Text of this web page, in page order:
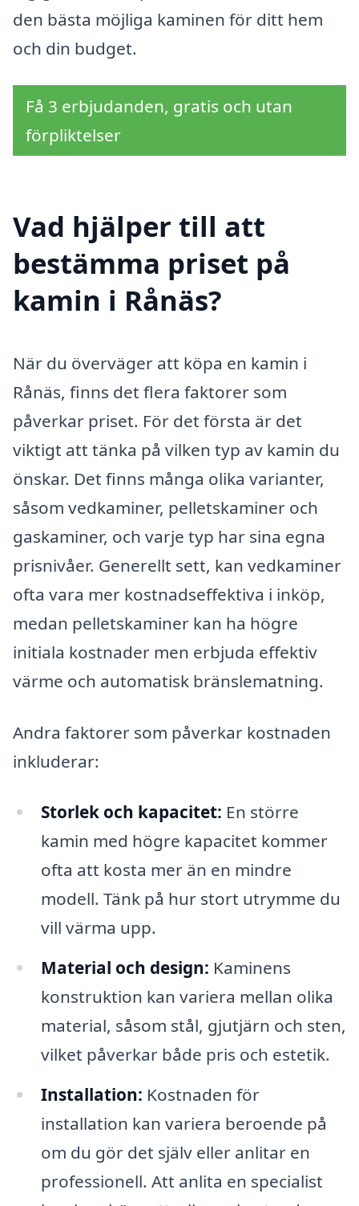
den bästa möjliga kaminen för ditt hem
och din budget.
Få 3 erbjudanden, gratis och utan
förpliktelser
Vad hjälper till att
bestämma priset på
kamin i Rånäs?
När du överväger att köpa en kamin i
Rånäs, finns det flera faktorer som
påverkar priset. För det första är det
viktigt att tänka på vilken typ av kamin du
önskar. Det finns många olika varianter,
såsom vedkaminer, pelletskaminer och
gaskaminer, och varje typ har sina egna
prisnivåer. Generellt sett, kan vedkaminer
ofta vara mer kostnadseffektiva i inköp,
medan pelletskaminer kan ha högre
initiala kostnader men erbjuda effektiv
värme och automatisk bränslematning.
Andra faktorer som påverkar kostnaden
inkluderar:
Storlek och kapacitet: En större
kamin med högre kapacitet kommer
ofta att kosta mer än en mindre
modell. Tänk på hur stort utrymme du
vill värma upp.
Material och design: Kaminens
konstruktion kan variera mellan olika
material, såsom stål, gjutjärn och sten,
vilket påverkar både pris och estetik.
Installation: Kostnaden för
installation kan variera beroende på
om du gör det själv eller anlitar en
professionell. Att anlita en specialist